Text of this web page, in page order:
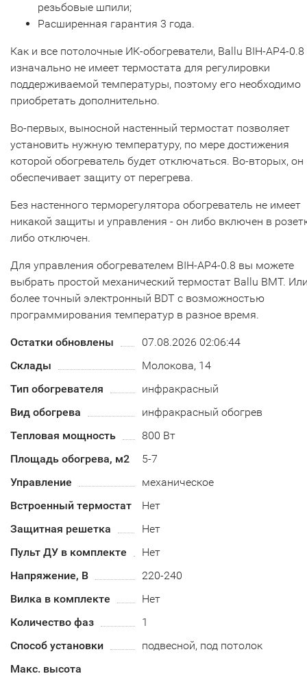
резьбовые шпили;
Расширенная гарантия 3 года.
Как и все потолочные ИК-обогреватели, Ballu BIH-AP4-0.8
изначально не имеет термостата для регулировки
поддерживаемой температуры, поэтому его необходимо
приобретать дополнительно.
Во-первых, выносной настенный термостат позволяет
установить нужную температуру, по мере достижения
которой обогреватель будет отключаться. Во-вторых, он
обеспечивает защиту от перегрева.
Без настенного терморегулятора обогреватель не имеет
никакой защиты и управления - он либо включен в
либо отключен.
Для управления обогревателем BIH-AP4-0.8 вы можете
выбрать простой механический термостат Ballu BMT.
более точный электронный BDT с возможностью
программирования температур в разное время.
Остатки обновлены
07.08.2026 02:06:44
Склады
Молокова, 14
Тип обогревателя
инфракрасный
Вид обогрева
инфракрасный обогрев
Тепловая мощность
800 Вт
Площадь обогрева, м2
5-7
Управление
механическое
Встроенный термостат
Нет
Защитная решетка
Нет
Пульт ДУ в комплекте
Нет
Напряжение, В
220-240
Вилка в комплекте
Нет
Количество фаз
1
Способ установки
подвесной, под потолок
Макс. высота